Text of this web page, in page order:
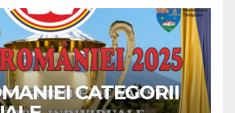
CATEGORII